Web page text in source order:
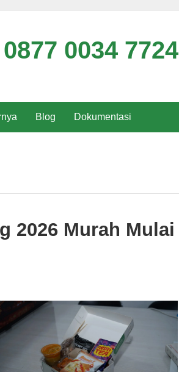
0034 7724
Blog Dokumentasi
2026 Murah Mulai